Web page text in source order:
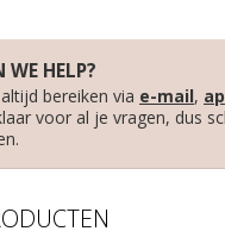
WE HELP?
bereiken via e-mail,
voor al je vragen, dus